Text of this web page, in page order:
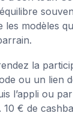
les modèles
la
ou un lien
l’appli ou
10 € de